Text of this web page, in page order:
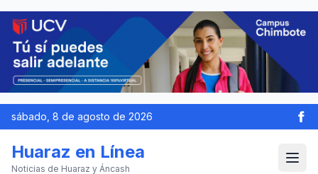
sábado, 8 de agosto de 2026
Huaraz en Línea
Noticias de Huaraz y Áncash